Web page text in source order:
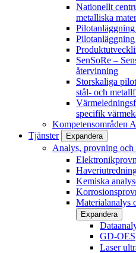
Nationellt
metalliska
SenSoRe –
återvinning
Storskaliga
stål- och
specifik
Kompetensområden
Tjänster
Expandera
Analys, provning och
Kemiska
Materialanalys
Expandera
GD-OES
Laser